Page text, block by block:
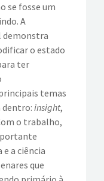
se fosse um
A
demonstra
o estado
ter
temas
dentro: insight,
o trabalho,
a ciência
que